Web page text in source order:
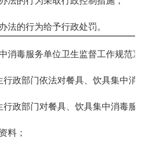
的行为给予行政处罚。
毒服务单位卫生监督工作规范》
部门依法对餐具、饮具集中消
部门对餐具、饮具集中消毒服
料；